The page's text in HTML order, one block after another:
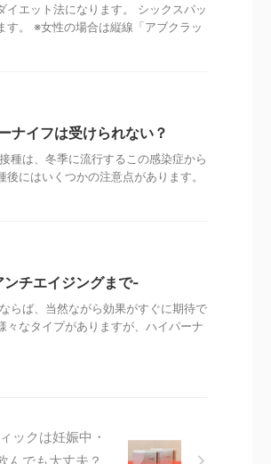
イエット法になります。 シックスパッ
す。 ※女性の場合は縦線「アブクラッ
ナイフは受けられない？
種は、冬季に流行するこの感染症から
にはいくつかの注意点があります。
チエイジングまで-
らば、当然ながら効果がすぐに期待で
々なタイプがありますが、ハイパーナ
ックは妊娠中・
んでも大丈夫？